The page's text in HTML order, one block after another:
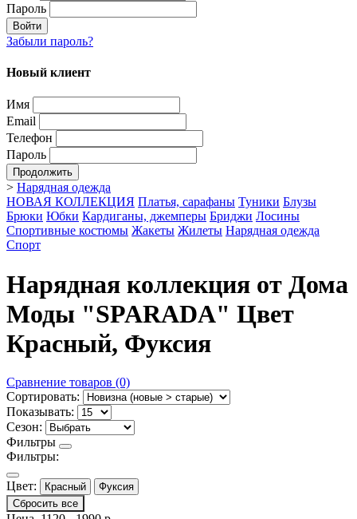
Пароль
Войти
Забыли пароль?
Новый клиент
Имя
Email
Телефон
Пароль
Продолжить
> Нарядная одежда
НОВАЯ КОЛЛЕКЦИЯ Платья, сарафаны Туники Блузы
Брюки Юбки Кардиганы, джемперы Бриджи Лосины
Спортивные костюмы Жакеты Жилеты Нарядная одежда
Спорт
Нарядная коллекция от Дома
Моды "SPARADA" Цвет
Красный, Фуксия
Сравнение товаров (0)
Сортировать:
Показывать:
Сезон:
Фильтры
Фильтры:
Цвет: Красный
Фуксия
Сбросить все